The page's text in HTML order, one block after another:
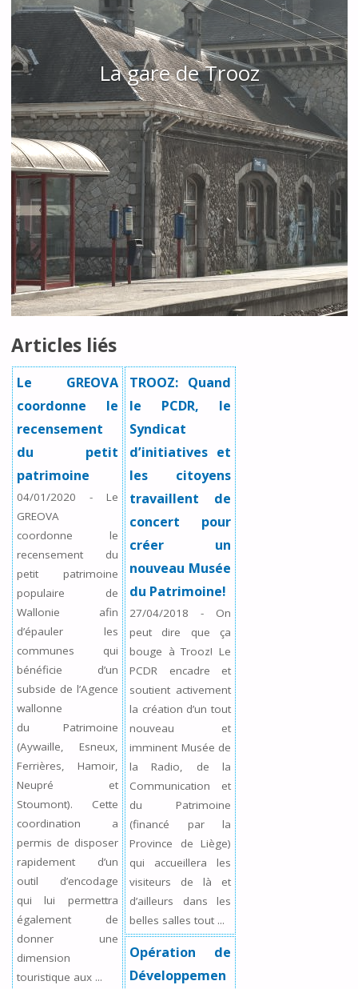
La gare de Trooz
Articles liés
Le GREOVA
coordonne le
recensement
du petit
patrimoine
04/01/2020 -
Le
GREOVA
coordonne le
recensement du
petit patrimoine
populaire de
Wallonie afin
d’épauler les
communes qui
bénéficie d’un
subside de l’Agence
wallonne
du Patrimoine
(Aywaille, Esneux,
Ferrières, Hamoir,
Neupré et
Stoumont). Cette
coordination a
permis de disposer
rapidement d’un
outil d’encodage
qui lui permettra
également de
donner une
dimension
touristique aux ...
TROOZ: Quand
le PCDR, le
Syndicat
d’initiatives et
les citoyens
travaillent de
concert pour
créer un
nouveau Musée
du Patrimoine!
27/04/2018 -
On
peut dire que ça
bouge à Trooz! Le
PCDR encadre et
soutient activement
la création d’un tout
nouveau et
imminent Musée de
la Radio, de la
Communication et
du Patrimoine
(financé par la
Province de Liège)
qui accueillera les
visiteurs de là et
d’ailleurs dans les
belles salles tout ...
Opération de
Développemen